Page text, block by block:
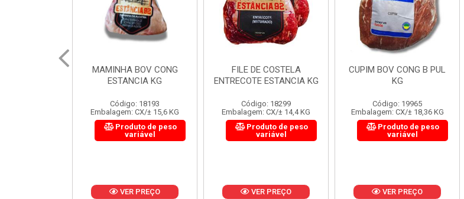
FILE DE COSTELA
ENTRECOTE ESTANCIA KG
Código: 18299
Embalagem: CX/± 14,4 KG
Produto de peso
variável
VER PREÇO
CUPIM BOV CONG B PUL
KG
Código: 19965
Embalagem: CX/± 18,36 KG
Produto de peso
variável
VER PREÇO
CARNE MOIDA FORTBOI
CX 10KG
Código: 200
Embalagem: KG/10